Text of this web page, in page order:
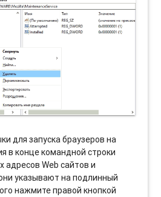
для запуска браузеров на
в конце командной строки
адресов Web сайтов и
указывают на подлинный
нажмите правой кнопкой